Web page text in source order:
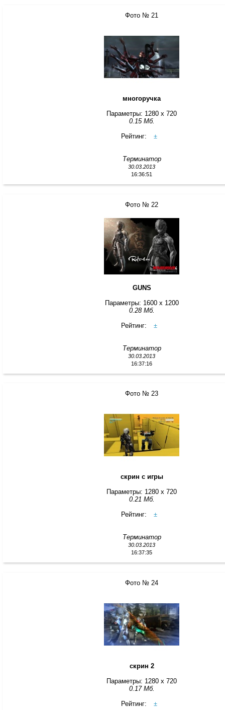
Фото № 21
многоручка
Параметры: 1280 x 720
0.15 Мб.
Рейтинг:
±
Терминатор
30.03.2013
16:36:51
Фото № 22
GUNS
Параметры: 1600 x 1200
0.28 Мб.
Рейтинг:
±
Терминатор
30.03.2013
16:37:16
Фото № 23
скрин с игры
Параметры: 1280 x 720
0.21 Мб.
Рейтинг:
±
Терминатор
30.03.2013
16:37:35
Фото № 24
скрин 2
Параметры: 1280 x 720
0.17 Мб.
Рейтинг:
±